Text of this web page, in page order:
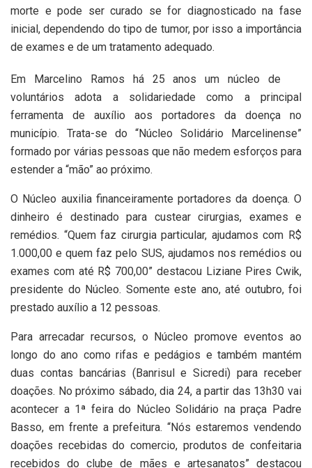
morte e pode ser curado se for diagnosticado na fase
inicial, dependendo do tipo de tumor, por isso a importância
de exames e de um tratamento adequado.
Em Marcelino Ramos há 25 anos um núcleo de
voluntários adota a solidariedade como a principal
ferramenta de auxílio aos portadores da doença no
município. Trata-se do “Núcleo Solidário Marcelinense”
formado por várias pessoas que não medem esforços para
estender a “mão” ao próximo.
O Núcleo auxilia financeiramente portadores da doença. O
dinheiro é destinado para custear cirurgias, exames e
remédios. “Quem faz cirurgia particular, ajudamos com R$
1.000,00 e quem faz pelo SUS, ajudamos nos remédios ou
exames com até R$ 700,00” destacou Liziane Pires Cwik,
presidente do Núcleo. Somente este ano, até outubro, foi
prestado auxílio a 12 pessoas.
Para arrecadar recursos, o Núcleo promove eventos ao
longo do ano como rifas e pedágios e também mantém
duas contas bancárias (Banrisul e Sicredi) para receber
doações. No próximo sábado, dia 24, a partir das 13h30 vai
acontecer a 1ª feira do Núcleo Solidário na praça Padre
Basso, em frente a prefeitura. “Nós estaremos vendendo
doações recebidas do comercio, produtos de confeitaria
recebidos do clube de mães e artesanatos” destacou